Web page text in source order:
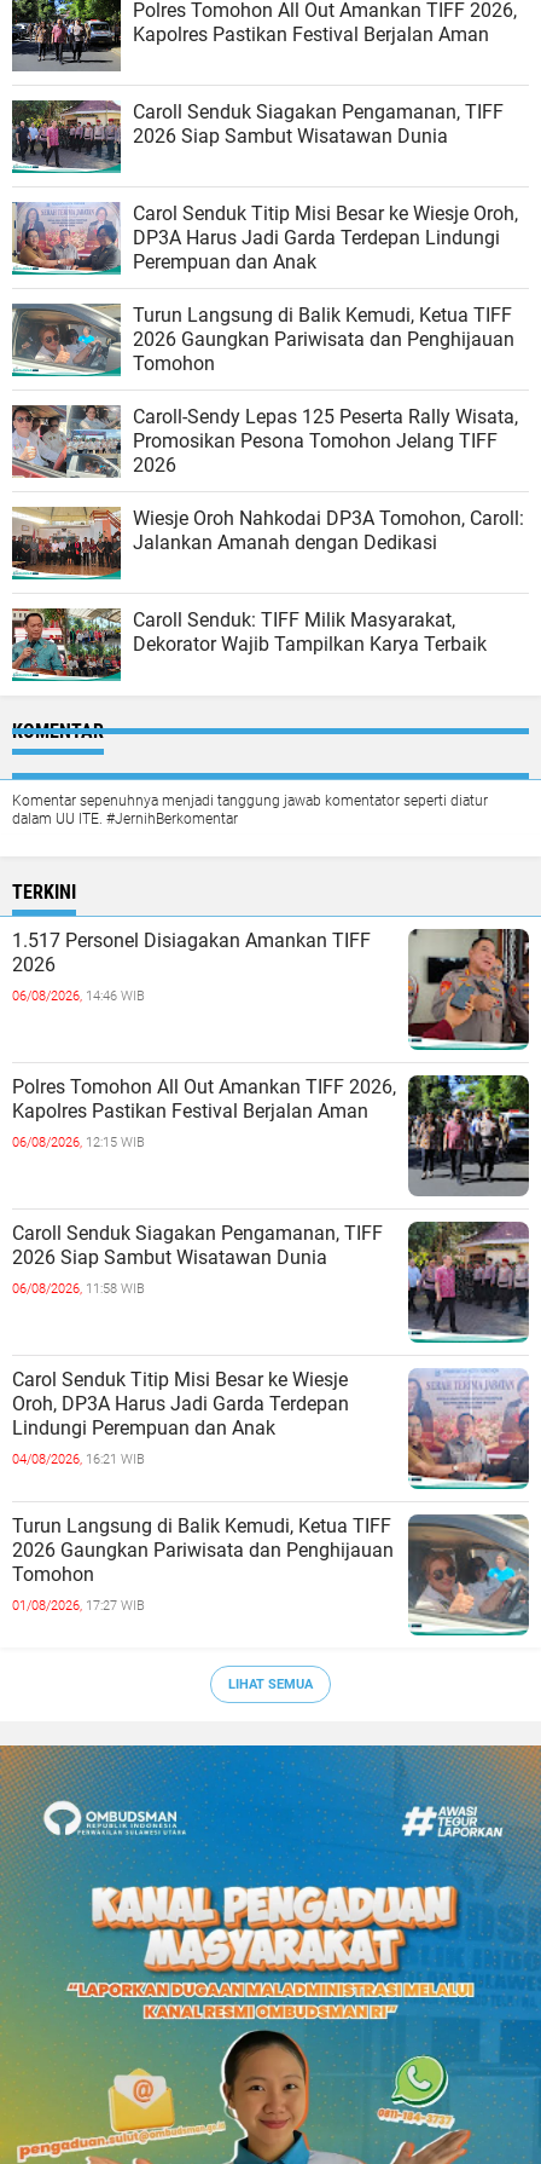
Polres Tomohon All Out Amankan TIFF 2026,
Kapolres Pastikan Festival Berjalan Aman
Caroll Senduk Siagakan Pengamanan, TIFF
2026 Siap Sambut Wisatawan Dunia
Carol Senduk Titip Misi Besar ke Wiesje Oroh,
DP3A Harus Jadi Garda Terdepan Lindungi
Perempuan dan Anak
Turun Langsung di Balik Kemudi, Ketua TIFF
2026 Gaungkan Pariwisata dan Penghijauan
Tomohon
Caroll-Sendy Lepas 125 Peserta Rally Wisata,
Promosikan Pesona Tomohon Jelang TIFF
2026
Wiesje Oroh Nahkodai DP3A Tomohon, Caroll:
Jalankan Amanah dengan Dedikasi
Caroll Senduk: TIFF Milik Masyarakat,
Dekorator Wajib Tampilkan Karya Terbaik
KOMENTAR
Komentar sepenuhnya menjadi tanggung jawab komentator seperti diatur
dalam UU ITE. #JernihBerkomentar
TERKINI
1.517 Personel Disiagakan Amankan TIFF
2026
06/08/2026, 14:46 WIB
Polres Tomohon All Out Amankan TIFF 2026,
Kapolres Pastikan Festival Berjalan Aman
06/08/2026, 12:15 WIB
Caroll Senduk Siagakan Pengamanan, TIFF
2026 Siap Sambut Wisatawan Dunia
06/08/2026, 11:58 WIB
Carol Senduk Titip Misi Besar ke Wiesje
Oroh, DP3A Harus Jadi Garda Terdepan
Lindungi Perempuan dan Anak
04/08/2026, 16:21 WIB
Turun Langsung di Balik Kemudi, Ketua TIFF
2026 Gaungkan Pariwisata dan Penghijauan
Tomohon
01/08/2026, 17:27 WIB
LIHAT SEMUA